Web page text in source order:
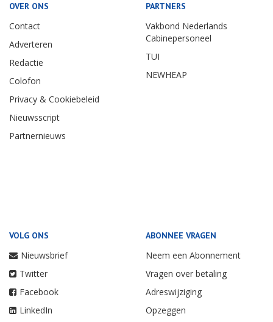
OVER ONS
Contact
Adverteren
Redactie
Colofon
Privacy & Cookiebeleid
Nieuwsscript
Partnernieuws
PARTNERS
Vakbond Nederlands
Cabinepersoneel
TUI
NEWHEAP
VOLG ONS
Nieuwsbrief
Twitter
Facebook
LinkedIn
ABONNEE VRAGEN
Neem een Abonnement
Vragen over betaling
Adreswijziging
Opzeggen